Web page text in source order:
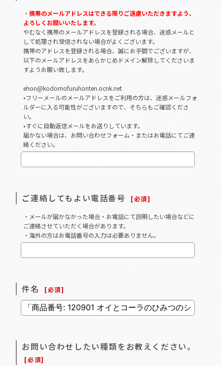
・携帯のメールアドレスはできる限りご遠慮いただきますよう、
よろしくお願いいたします。
やむなく携帯のメールアドレスを登録される場合、迷惑メールと
して処理され受信されない場合がよくございます。
携帯のアドレスを登録される場合、誠にお手間でございますが、
以下のメールアドレスをあらかじめドメイン解除してくださいま
すようお願い致します。
ehon@kodomofuruhonten.ocnk.net
•フリーメールのメールアドレスをご利用の方は、迷惑メールフォ
ルダーに入る可能性がございますので、そちらもご確認くださ
い。
•すぐに自動返信メールをお送りしています。
届かない場合は、お問い合わせフォーム・またはお電話にてご連
絡ください。
ご連絡してもよい電話番号 [必須]
・メールが届かなかった場合・お電話にて説明したい場合などに
ご連絡させていただく場合があります。
・海外の方はお電話番号の入力は必要ありません。
件名 [必須]
お問い合わせしたい種類をお教えください。
[必須]